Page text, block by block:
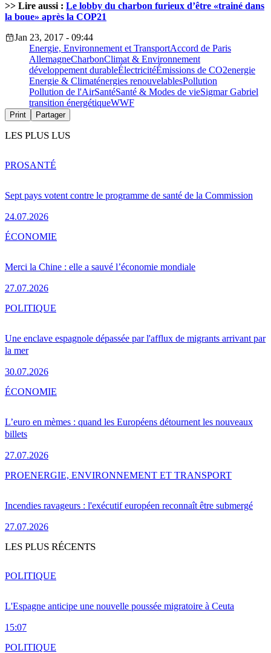
>> Lire aussi : Le lobby du charbon furieux d’être «trainé dans
la boue» après la COP21
Jan 23, 2017 - 09:44
Energie, Environnement et TransportAccord de Paris
AllemagneCharbonClimat & Environnement
développement durableÉlectricitéÉmissions de CO2energie
Energie & Climaténergies renouvelablesPollution
Pollution de l'AirSantéSanté & Modes de vieSigmar Gabriel
transition énergétiqueWWF
Print Partager
LES PLUS LUS
Sept pays votent contre le programme de santé de la Commission
24.07.2026
PROSANTÉ
Merci la Chine : elle a sauvé l’économie mondiale
27.07.2026
ÉCONOMIE
Une enclave espagnole dépassée par l'afflux de migrants arrivant par
la mer
30.07.2026
POLITIQUE
L’euro en mèmes : quand les Européens détournent les nouveaux
billets
27.07.2026
ÉCONOMIE
Incendies ravageurs : l'exécutif européen reconnaît être submergé
27.07.2026
PROENERGIE, ENVIRONNEMENT ET TRANSPORT
LES PLUS RÉCENTS
L'Espagne anticipe une nouvelle poussée migratoire à Ceuta
15:07
POLITIQUE
POLITIQUE